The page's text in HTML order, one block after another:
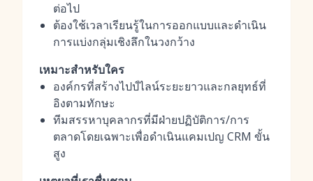
ต่อไป
ต้องใช้เวลาเรียนรู้ในการออกแบบและดำเนิน
การแบ่งกลุ่มเชิงลึกในวงกว้าง
เหมาะสำหรับใคร
องค์กรที่สร้างไปป์ไลน์ระยะยาวและกลยุทธ์ที่
อิงตามทักษะ
ทีมสรรหาบุคลากรที่มีฝ่ายปฏิบัติการ/การ
ตลาดโดยเฉพาะเพื่อดำเนินแคมเปญ CRM ขั้น
สูง